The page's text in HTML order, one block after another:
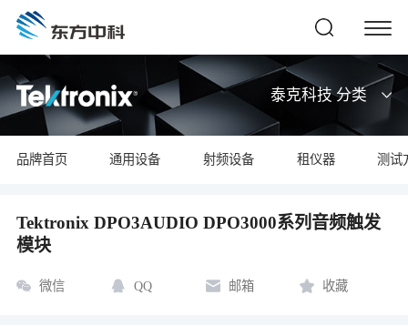
泰克科技 分类
品牌首页 通用设备 射频设备 租仪器 测试
Tektronix DPO3AUDIO DPO3000系列音频触发
模块
微信 QQ 邮箱 收藏